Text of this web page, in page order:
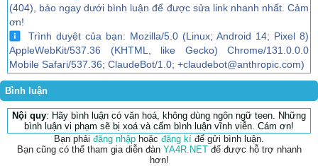
(404), báo ngay dưới bình luận để được sửa link nhanh nhất. Cảm
ơn!
Trình duyệt của bạn: Mozilla/5.0 (Linux; Android 14; Pixel 8)
AppleWebKit/537.36 (KHTML, like Gecko) Chrome/131.0.0.0
Mobile Safari/537.36; ClaudeBot/1.0; +claudebot@anthropic.com)
Bình luận
Nội quy: Hãy bình luận có văn hoá, không dùng ngôn ngữ teen. Những
bình luận vi phạm sẽ bị xoá và cấm bình luận vĩnh viễn. Cám ơn!
Bạn phải đăng nhập hoặc đăng kí để gửi bình luận.
Bạn cũng có thể tham gia diễn đàn YA4R.NETđể được hỗ trợ nhanh
hơn!